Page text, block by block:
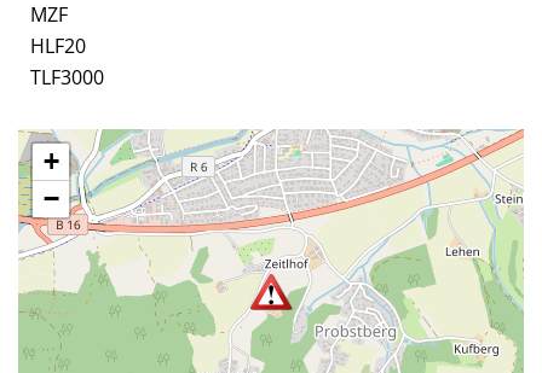
MZF
HLF20
TLF3000
+
−